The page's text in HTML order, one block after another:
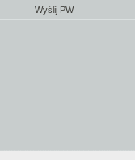
Wyślij PW